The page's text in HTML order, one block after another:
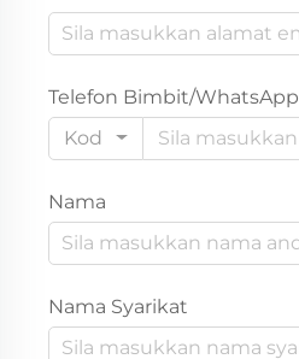
Telefon Bimbit/WhatsApp
Kod
Nama
Nama Syarikat